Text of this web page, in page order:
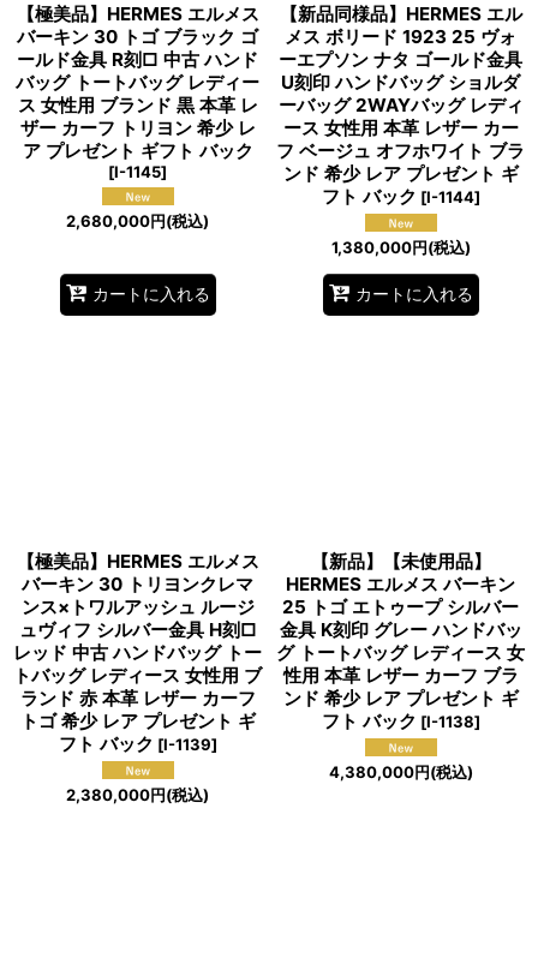
【極美品】HERMES エルメス
バーキン 30 トゴ ブラック ゴ
ールド金具 R刻□ 中古 ハンド
バッグ トートバッグ レディー
ス 女性用 ブランド 黒 本革 レ
ザー カーフ トリヨン 希少 レ
ア プレゼント ギフト バック
[I-1145]
2,680,000円(税込)
カートに入れる
【新品同様品】HERMES エル
メス ボリード 1923 25 ヴォ
ーエプソン ナタ ゴールド金具
U刻印 ハンドバッグ ショルダ
ーバッグ 2WAYバッグ レディ
ース 女性用 本革 レザー カー
フ ベージュ オフホワイト ブラ
ンド 希少 レア プレゼント ギ
フト バック [I-1144]
1,380,000円(税込)
カートに入れる
【極美品】HERMES エルメス
バーキン 30 トリヨンクレマ
ンス×トワルアッシュ ルージ
ュヴィフ シルバー金具 H刻□
レッド 中古 ハンドバッグ トー
トバッグ レディース 女性用 ブ
ランド 赤 本革 レザー カーフ
トゴ 希少 レア プレゼント ギ
フト バック [I-1139]
2,380,000円(税込)
【新品】【未使用品】
HERMES エルメス バーキン
25 トゴ エトゥープ シルバー
金具 K刻印 グレー ハンドバッ
グ トートバッグ レディース 女
性用 本革 レザー カーフ ブラ
ンド 希少 レア プレゼント ギ
フト バック [I-1138]
4,380,000円(税込)